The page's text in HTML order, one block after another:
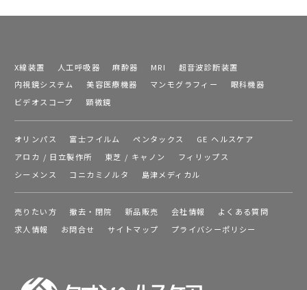
X線装置 人工呼吸器 麻酔器 MRI
超音波診断装置
内視鏡システム
美容医療機器 マンモグラフィー
眼科機器
ビデオスコープ
顕微鏡
オリンパス 富士フイルム ペンタックス
GE ヘルスケア
アロカ / 日立製作所
東芝 / キャノン
フィリップス
シーメンス
コニカミノルタ 島津メディカル
売りたい方 撤去・閉院 新品販売 会社情報
よくある質問
求人情報
お問合せ サイトマップ プライバシーポリシー